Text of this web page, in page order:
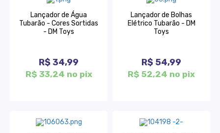
Lançador de Água
Tubarão - Cores Sortidas
- DM Toys
R$ 34,99
R$ 33,24 no pix
Lançador de Bolhas
Elétrico Tubarão - DM
Toys
R$ 54,99
R$ 52,24 no pix